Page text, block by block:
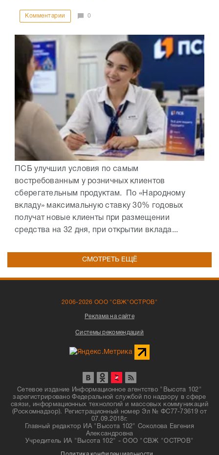
Комментарии 0
ПСБ улучшил условия по самым
востребованным у розничных клиентов
сберегательным продуктам. По «Народному
вкладу» максимальную ставку 30% годовых
получат новые клиенты при размещении
средства на 32 дня, при открытии вклада...
СМОТРЕТЬ ЕЩЁ
2006-2026 ООО "СВЖ"ОСТРОВ"
Реклама на сайте
Системы рекомендаций
Сетевое издание Информационное агентство "Высота 102"
зарегистрировано Федеральной службой по надзору в сфере
связи, информационных технологий и массовых коммуникаций
(Роскомнадзор). Регистрационный номер Эл № ФС77-73619 от
07.09.2018г.
Главный редактор ИА "Высота 102" Соколова Евгения
Александровна
Учредитель ИА "Высота 102" - ООО "СВЖ "ОСТРОВ"